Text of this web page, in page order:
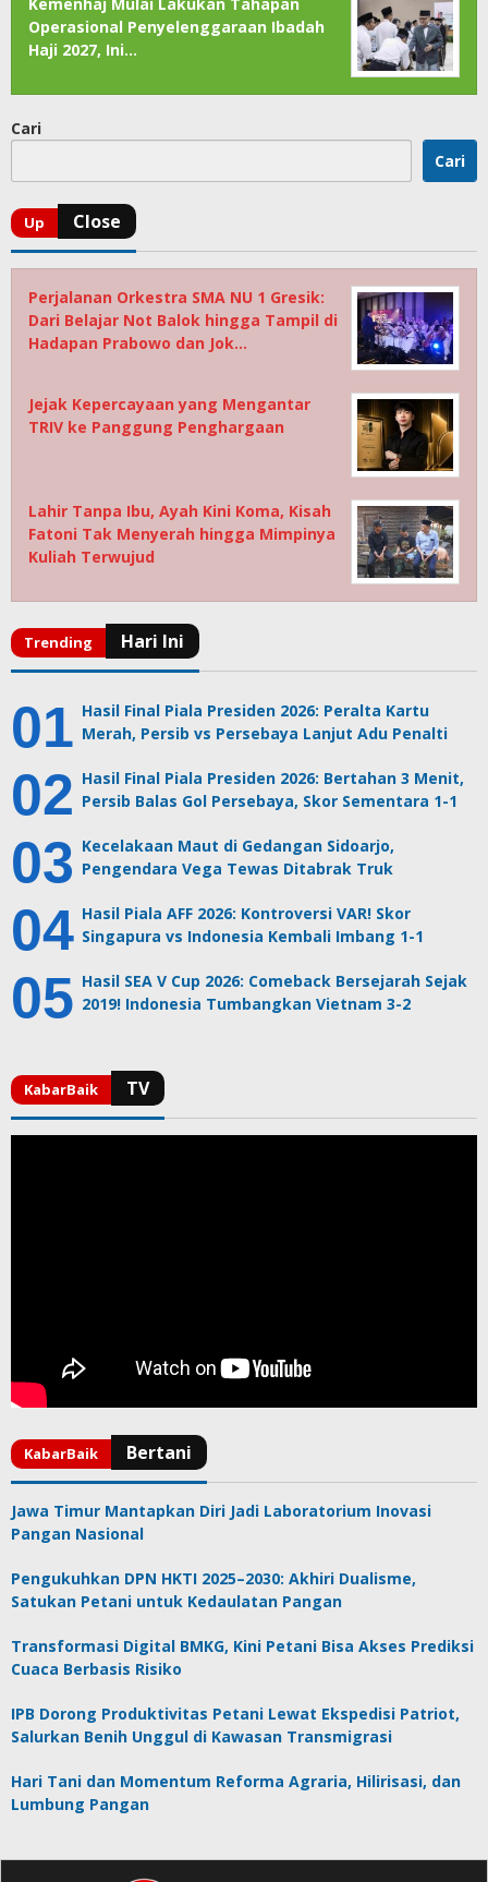
Operasional Penyelenggaraan Ibadah
Haji 2027, Ini…
Cari
Cari
Perjalanan Orkestra SMA NU 1 Gresik:
Dari Belajar Not Balok hingga Tampil di
Hadapan Prabowo dan Jok…
Jejak Kepercayaan yang Mengantar
TRIV ke Panggung Penghargaan
Lahir Tanpa Ibu, Ayah Kini Koma, Kisah
Fatoni Tak Menyerah hingga Mimpinya
Kuliah Terwujud
Hasil Final Piala Presiden 2026: Peralta Kartu
Merah, Persib vs Persebaya Lanjut Adu Penalti
Hasil Final Piala Presiden 2026: Bertahan 3 Menit,
Persib Balas Gol Persebaya, Skor Sementara 1-1
Kecelakaan Maut di Gedangan Sidoarjo,
Pengendara Vega Tewas Ditabrak Truk
Hasil Piala AFF 2026: Kontroversi VAR! Skor
Singapura vs Indonesia Kembali Imbang 1-1
Hasil SEA V Cup 2026: Comeback Bersejarah Sejak
2019! Indonesia Tumbangkan Vietnam 3-2
Jawa Timur Mantapkan Diri Jadi Laboratorium Inovasi
Pangan Nasional
Pengukuhkan DPN HKTI 2025–2030: Akhiri Dualisme,
Satukan Petani untuk Kedaulatan Pangan
Transformasi Digital BMKG, Kini Petani Bisa Akses Prediksi
Cuaca Berbasis Risiko
IPB Dorong Produktivitas Petani Lewat Ekspedisi Patriot,
Salurkan Benih Unggul di Kawasan Transmigrasi
Hari Tani dan Momentum Reforma Agraria, Hilirisasi, dan
Lumbung Pangan